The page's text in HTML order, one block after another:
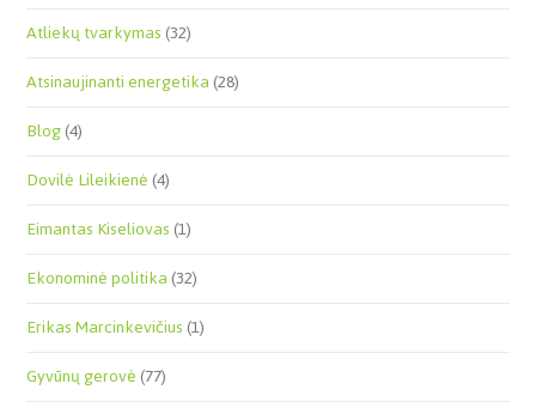
Atliekų tvarkymas(32)
Atsinaujinanti energetika(28)
Blog(4)
Dovilė Lileikienė(4)
Eimantas Kiseliovas(1)
Ekonominė politika(32)
Erikas Marcinkevičius(1)
Gyvūnų gerovė(77)